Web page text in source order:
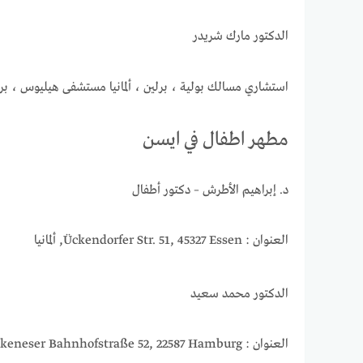
الدكتور مارك شريدر
استشاري مسالك بولية ، برلين ، ألمانيا مستشفى هيليوس ،
مطهر اطفال في ايسن
د. إبراهيم الأطرش – دكتور أطفال
العنوان : Ückendorfer Str. 51, 45327 Essen, ألمانيا
الدكتور محمد سعيد
العنوان : Blankeneser Bahnhofstraße 52, 22587 Hamburg, ألمانيا